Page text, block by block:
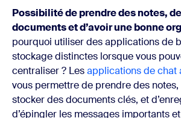
Possibilité de prendre des notes,
documents et d’avoir une bonne
pourquoi utiliser des applications de
stockage distinctes lorsque vous
centraliser ? Lesapplications de chat
vous permettre de prendre des notes,
stocker des documents clés, et
d’épingler les messages importants